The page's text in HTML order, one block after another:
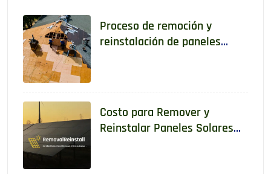
Proceso de remoción y
reinstalación de paneles
Costo para Remover y
Reinstalar Paneles Solares